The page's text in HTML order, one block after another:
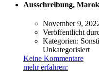
Ausschreibung,
November 9,
Veröffentlicht
Kategorien:
Unkategorisiert
Keine Kommentare
mehr erfahren: